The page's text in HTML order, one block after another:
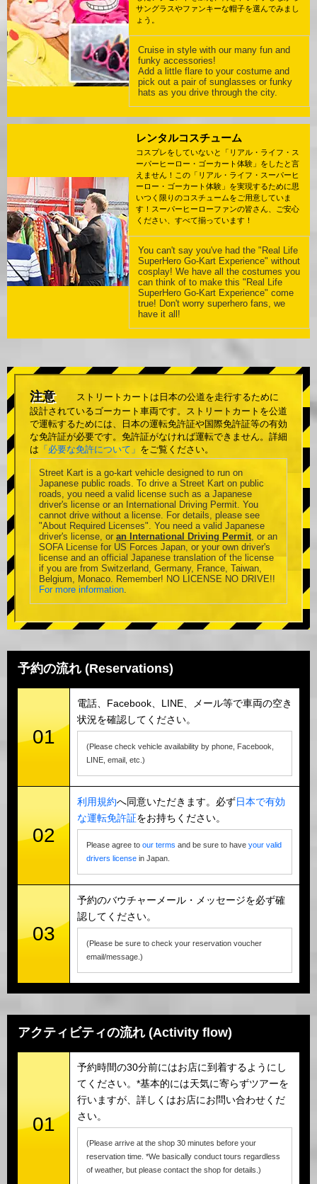
サングラスやファンキーな帽子を選んでみまし
ょう。
Cruise in style with our many fun and
funky accessories!
Add a little flare to your costume and
pick out a pair of sunglasses or funky
hats as you drive through the city.
レンタルコスチューム
コスプレをしていないと「リアル・ライフ・ス
ーパーヒーロー・ゴーカート体験」をしたと言
えません！この「リアル・ライフ・スーパーヒ
ーロー・ゴーカート体験」を実現するために思
いつく限りのコスチュームをご用意していま
す！スーパーヒーローファンの皆さん、ご安心
ください、すべて揃っています！
You can't say you've had the "Real Life
SuperHero Go-Kart Experience" without
cosplay! We have all the costumes you
can think of to make this "Real Life
SuperHero Go-Kart Experience" come
true! Don't worry superhero fans, we
have it all!
注意
ストリートカートは日本の公道を走行するために
設計されているゴーカート車両です。ストリートカートを公道
で運転するためには、日本の運転免許証や国際免許証等の有効
な免許証が必要です。免許証がなければ運転できません。詳細
は 「必要な免許について」 をご覧ください。
Street Kart is a go-kart vehicle designed to run on
Japanese public roads. To drive a Street Kart on public
roads, you need a valid license such as a Japanese
driver's license or an International Driving Permit. You
cannot drive without a license. For details, please see
"About Required Licenses". You need a valid Japanese
driver's license, or an International Driving Permit, or an
SOFA License for US Forces Japan, or your own driver's
license and an official Japanese translation of the license
if you are from Switzerland, Germany, France, Taiwan,
Belgium, Monaco. Remember! NO LICENSE NO DRIVE!!
For more information.
予約の流れ (Reservations)
01
電話、Facebook、LINE、メール等で車両の空き
状況を確認してください。
(Please check vehicle availability by phone, Facebook,
LINE, email, etc.)
02
利用規約へ同意いただきます。必ず日本で有効
な運転免許証をお持ちください。
Please agree to our terms and be sure to have your valid
drivers license in Japan.
03
予約のバウチャーメール・メッセージを必ず確
認してください。
(Please be sure to check your reservation voucher
email/message.)
アクティビティの流れ (Activity flow)
01
予約時間の30分前にはお店に到着するようにし
てください。*基本的には天気に寄らずツアーを
行いますが、詳しくはお店にお問い合わせくだ
さい。
(Please arrive at the shop 30 minutes before your
reservation time. *We basically conduct tours regardless
of weather, but please contact the shop for details.)